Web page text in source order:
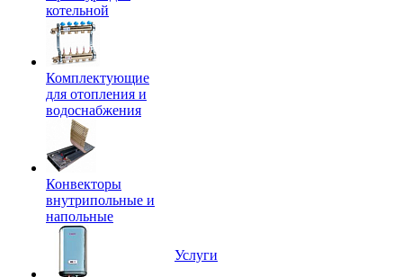
котельной
Комплектующие
для отопления и
водоснабжения
Конвекторы
внутрипольные и
напольные
Услуги